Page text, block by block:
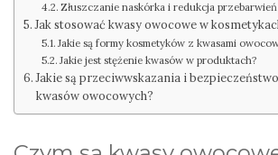
Złuszczanie naskórka i redukcja przebarwień
Jak stosować kwasy owocowe w
Jakie są formy kosmetyków z kwasami
Jakie jest stężenie kwasów w produktach?
Jakie są przeciwwskazania i
kwasów owocowych?